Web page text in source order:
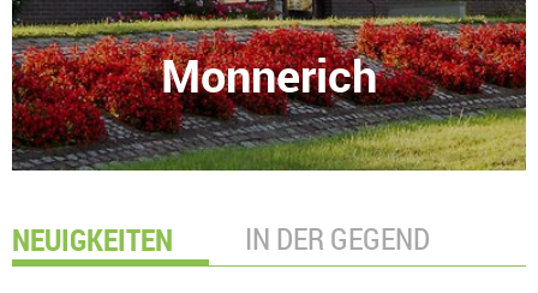
Monnerich
NEUIGKEITEN IN DER GEGEND